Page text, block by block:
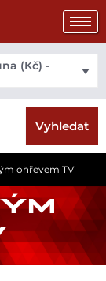
(Kč) -
Vyhledat
ohřevem TV